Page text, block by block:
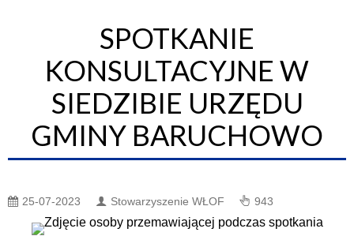
SPOTKANIE
KONSULTACYJNE W
SIEDZIBIE URZĘDU
GMINY BARUCHOWO
25-07-2023 Stowarzyszenie WŁOF 943